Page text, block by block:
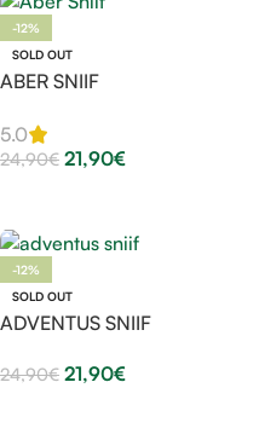
-12%
SOLD OUT
ABER SNIIF
5.0
24,90€ 21,90€
-12%
SOLD OUT
ADVENTUS SNIIF
24,90€ 21,90€